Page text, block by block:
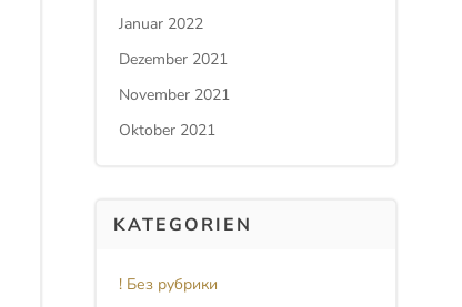
Januar 2022
Dezember 2021
November 2021
Oktober 2021
KATEGORIEN
! Без рубрики